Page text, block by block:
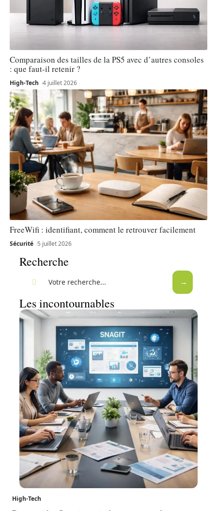
Comparaison des tailles de la PS5 avec d’autres consoles
: que faut-il retenir ?
High-Tech 4 juillet 2026
FreeWifi : identifiant, comment le retrouver facilement
Sécurité 5 juillet 2026
Recherche
Les incontournables
High-Tech